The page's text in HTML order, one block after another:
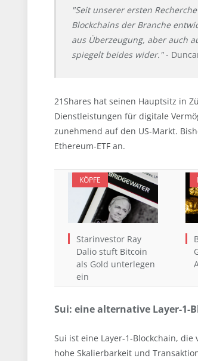
"Seit unserer ersten
Blockchains der Branche
aus Überzeugung, aber auch
spiegelt beides wider."-
21Shares hat seinen Hauptsitz in
Dienstleistungen für digitale
zunehmend auf den US-Markt.
Ethereum-ETF an.
KÖPFE
Starinvestor Ray
Dalio stuft Bitcoin
als Gold unterlegen
ein
Sui: eine alternative Layer-1-
Sui ist eine Layer-1-Blockchain,
hohe Skalierbarkeit und